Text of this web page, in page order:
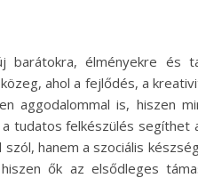
élményekre és
ahol a fejlődés, a
aggodalommal is, hiszen
tudatos felkészülés segíthet
hanem a szociális
ők az elsődleges